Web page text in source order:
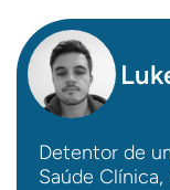
Detentor de
Saúde